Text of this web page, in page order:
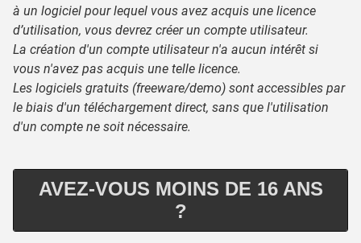
à un logiciel pour lequel vous avez acquis une licence
d’utilisation, vous devrez créer un compte utilisateur.
La création d'un compte utilisateur n'a aucun intérêt si
vous n'avez pas acquis une telle licence.
Les logiciels gratuits (freeware/demo) sont accessibles par
le biais d'un téléchargement direct, sans que l'utilisation
d'un compte ne soit nécessaire.
AVEZ-VOUS MOINS DE 16 ANS
?